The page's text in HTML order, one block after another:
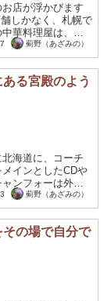
店が浮かびます
しかなく、札幌で
華料理屋は、リ
を頂けるとい...
薊野（あざみの）
る宮殿のよう
海道に、コーチ
インとしたCDや
ンフォーは外観
ですが、内部は...
薊野（あざみの）
の場で自分で